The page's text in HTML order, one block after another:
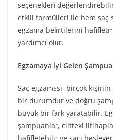
seçenekleri
etkili formülleri ile hem saç
egzama belirtilerini
yardımcı olur.
Egzamaya İyi Gelen
Saç egzaması, birçok kişinin
bir durumdur ve doğru
büyük bir fark yaratabilir.
şampuanlar, ciltteki
hafifletebilir ve saçı